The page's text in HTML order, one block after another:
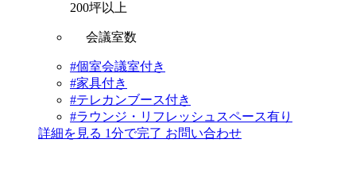
200坪以上
会議室数
#個室会議室付き
#家具付き
#テレカンブース付き
#ラウンジ・リフレッシュスペース有り
詳細を見る 1分で完了 お問い合わせ